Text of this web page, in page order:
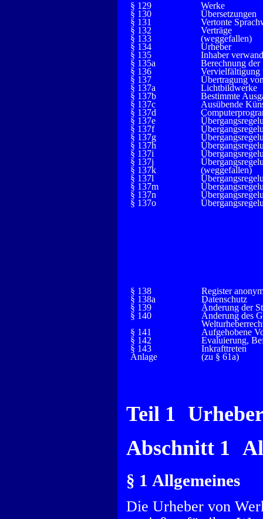
§ 129
Werke
§ 130
Übersetzungen
§ 131
Vertonte
§ 132
Verträge
§ 133
(weggefallen)
§ 134
Urheber
§ 135
Inhaber
§ 135a
Berechnung der
§ 136
Vervielfältigung
§ 137
Übertragung
§ 137a
Lichtbildwerke
§ 137b
Bestimmte
§ 137c
Ausübende
§ 137d
§ 137e
§ 137f
§ 137g
§ 137h
§ 137i
§ 137j
§ 137k
(weggefallen)
§ 137l
§ 137m
§ 137n
§ 137o
§ 138
Register
§ 138a
Datenschutz
§ 139
Änderung der
§ 140
Änderung des
§ 141
Aufgehobene
§ 142
Evaluierung,
§ 143
Inkrafttreten
Anlage
(zu § 61a)
Teil 1
Abschnitt 1
§ 1 Allgemeines
Die Urheber von